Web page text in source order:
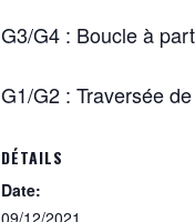
G3/G4 : Boucle à
G1/G2 : Traversée
DÉTAILS
Date:
09/12/2021